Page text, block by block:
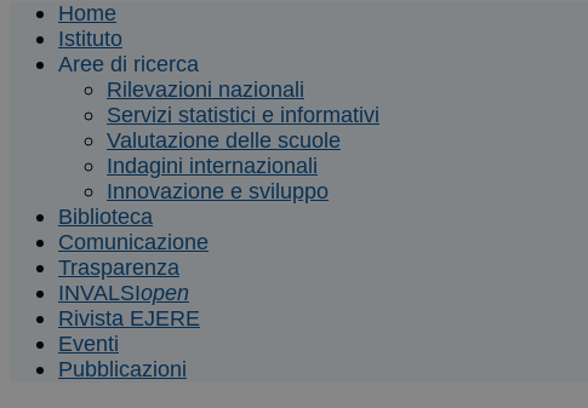
Home
Istituto
Aree di ricerca
Rilevazioni nazionali
Servizi statistici e informativi
Valutazione delle scuole
Indagini internazionali
Innovazione e sviluppo
Biblioteca
Comunicazione
Trasparenza
INVALSIopen
Rivista EJERE
Eventi
Pubblicazioni